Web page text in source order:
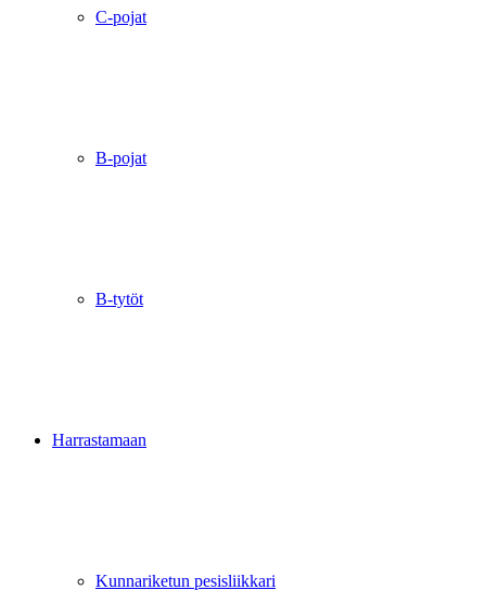
C-pojat
B-pojat
B-tytöt
Harrastamaan
Kunnariketun pesisliikkari